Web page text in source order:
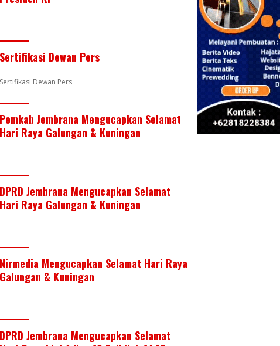
e er
k
Sertifikasi Dewan Pers
Sertifikasi Dewan Pers
Pemkab Jembrana Mengucapkan Selamat
Hari Raya Galungan & Kuningan
DPRD Jembrana Mengucapkan Selamat
Hari Raya Galungan & Kuningan
Nirmedia Mengucapkan Selamat Hari Raya
Galungan & Kuningan
DPRD Jembrana Mengucapkan Selamat